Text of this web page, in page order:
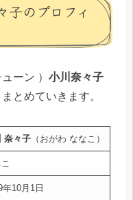
子のプロフィ
ーン ） 小川奈々子
とめていきます。
奈々子 （おがわ ななこ）
年10月1日